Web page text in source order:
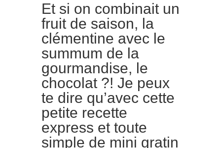
Et si on combinait un
fruit de saison, la
clémentine avec le
summum de la
gourmandise, le
chocolat ?! Je peux
te dire qu’avec cette
petite recette
express et toute
simple de mini gratin